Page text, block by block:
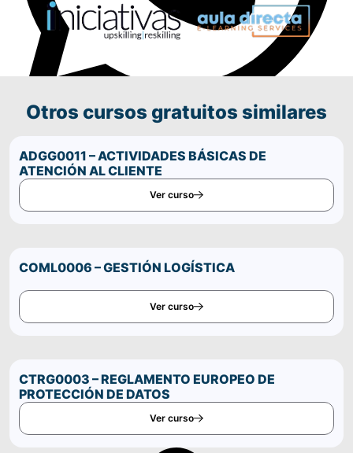
Otros cursos gratuitos similares
ADGG0011 – ACTIVIDADES BÁSICAS DE
ATENCIÓN AL CLIENTE
Ver curso
COML0006 – GESTIÓN LOGÍSTICA
Ver curso
CTRG0003 – REGLAMENTO EUROPEO DE
PROTECCIÓN DE DATOS
Ver curso